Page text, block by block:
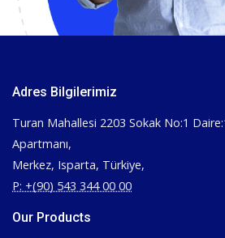
Adres Bilgilerimiz
Turan Mahallesi 2203 Sokak No:1
Apartmanı,
Merkez, Isparta, Türkiye,
P: +(90) 543 344 00 00
Our Products